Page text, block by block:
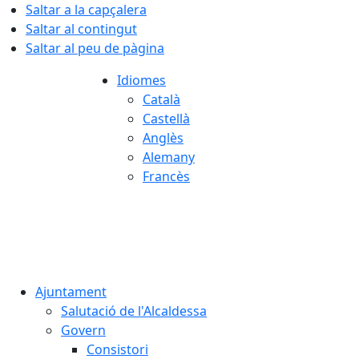
Saltar a la capçalera
Saltar al contingut
Saltar al peu de pàgina
Idiomes
Català
Castellà
Anglès
Alemany
Francès
Ajuntament
Salutació de l'Alcaldessa
Govern
Consistori